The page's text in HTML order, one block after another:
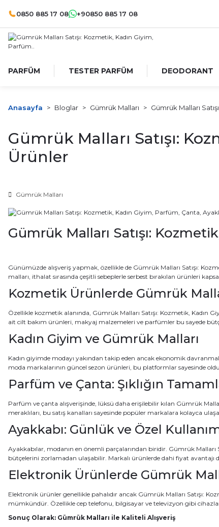
0850 885 17 08 +90850 885 17 08
PARFÜM TESTER PARFÜM DEODORANT
Anasayfa Bloglar Gümrük Malları Gümrük Malları
Gümrük Malları Satışı:
Ürünler
Gümrük Malları
Gümrük Malları Satışı:
Günümüzde alışveriş yapmak, özellikle de Gümrük Malları Satışı:
malları, ithalat sırasında çeşitli sebeplerle serbest bırakılan ürünleri
Kozmetik Ürünlerde Gümrük
Özellikle kozmetik alanında, Gümrük Malları Satışı: Kozmetik,
ait cilt bakım ürünleri, makyaj malzemeleri ve parfümler bu sayede
Kadın Giyim ve Gümrük Malları
Kadın giyimde modayı yakından takip eden ancak ekonomik
moda markalarının güncel sezon ürünleri, bu platformlar sayesinde
Parfüm ve Çanta: Şıklığın
Parfüm ve çanta alışverişinde, lüksü daha erişilebilir kılan Gümrük
meraklıları, bu satış kanalları sayesinde popüler markalara kolayca
Ayakkabı: Günlük ve Özel
Ayakkabılar, modanın en önemli parçalarından biridir. Gümrük
bütçelerini zorlamadan ulaşabilir. Markalı ürünlerde dahi fiyat avantajı
Elektronik Ürünlerde Gümrük
Elektronik ürünler genellikle pahalıdır ancak Gümrük Malları Satışı:
mümkündür. Özellikle cep telefonu, bilgisayar ve televizyon gibi
Sonuç Olarak: Gümrük Malları ile Kaliteli Alışveriş